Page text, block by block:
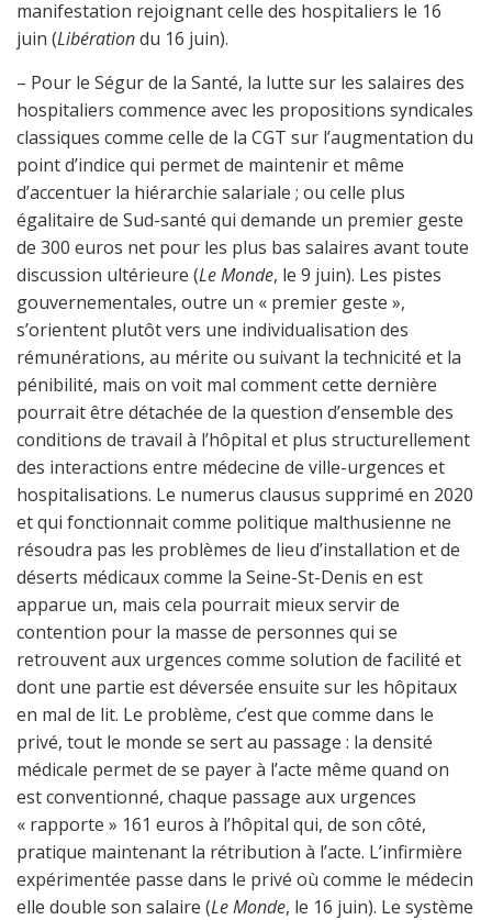
manifestation rejoignant celle des hospitaliers le 16
juin (Libérationdu 16 juin).
– Pour le Ségur de la Santé, la lutte sur les salaires des
hospitaliers commence avec les propositions syndicales
classiques comme celle de la CGT sur l’augmentation du
point d’indice qui permet de maintenir et même
d’accentuer la hiérarchie salariale ; ou celle plus
égalitaire de Sud-santé qui demande un premier geste
de 300 euros net pour les plus bas salaires avant toute
discussion ultérieure (Le Monde, le 9 juin). Les pistes
gouvernementales, outre un « premier geste »,
s’orientent plutôt vers une individualisation des
rémunérations, au mérite ou suivant la technicité et la
pénibilité, mais on voit mal comment cette dernière
pourrait être détachée de la question d’ensemble des
conditions de travail à l’hôpital et plus structurellement
des interactions entre médecine de ville-urgences et
hospitalisations. Le numerus clausus supprimé en 2020
et qui fonctionnait comme politique malthusienne ne
résoudra pas les problèmes de lieu d’installation et de
déserts médicaux comme la Seine-St-Denis en est
apparue un, mais cela pourrait mieux servir de
contention pour la masse de personnes qui se
retrouvent aux urgences comme solution de facilité et
dont une partie est déversée ensuite sur les hôpitaux
en mal de lit. Le problème, c’est que comme dans le
privé, tout le monde se sert au passage : la densité
médicale permet de se payer à l’acte même quand on
est conventionné, chaque passage aux urgences
« rapporte » 161 euros à l’hôpital qui, de son côté,
pratique maintenant la rétribution à l’acte. L’infirmière
expérimentée passe dans le privé où comme le médecin
elle double son salaire (Le Monde, le 16 juin). Le système